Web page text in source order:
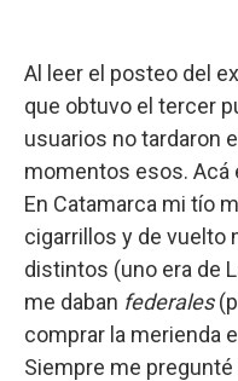
Al leer el posteo del
que obtuvo el tercer
usuarios no tardaron
momentos esos. Acá
En Catamarca mi tío
cigarrillos y de vuelto
distintos (uno era de
me daban federales
comprar la merienda
Siempre me